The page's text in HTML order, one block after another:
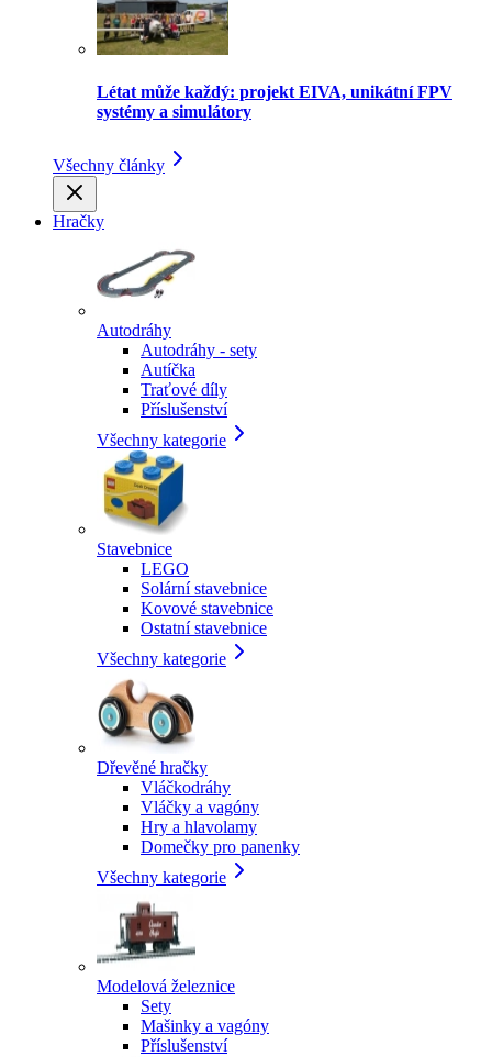
Létat může každý: projekt EIVA, unikátní FPV
systémy a simulátory
Všechny články
Hračky
Autodráhy
Autodráhy - sety
Autíčka
Traťové díly
Příslušenství
Všechny kategorie
Stavebnice
LEGO
Solární stavebnice
Kovové stavebnice
Ostatní stavebnice
Všechny kategorie
Dřevěné hračky
Vláčkodráhy
Vláčky a vagóny
Hry a hlavolamy
Domečky pro panenky
Všechny kategorie
Modelová železnice
Sety
Mašinky a vagóny
Příslušenství